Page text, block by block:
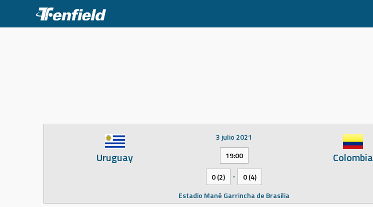
content
Uruguay Colombia
3 julio 2021
19:00
0 (2) -
0 (4)
Estadio Mané Garrincha de Brasilia